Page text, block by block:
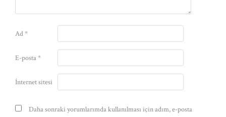
Ad*
E-posta*
İnternet sitesi
Daha sonraki yorumlarımda kullanılması için adım, e-posta